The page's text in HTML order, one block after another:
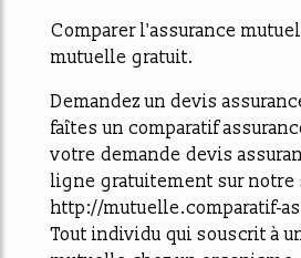
Comparer l'assurance
mutuelle gratuit.
Demandez un devis
faîtes un comparatif
votre demande devis
ligne gratuitement sur notre
http://mutuelle.comparatif-
Tout individu qui souscrit à